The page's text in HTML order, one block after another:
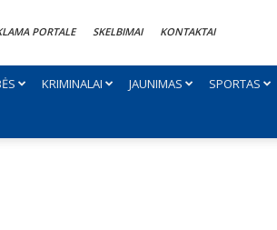
PORTALE SKELBIMAI KONTAKTAI
KRIMINALAI JAUNIMAS SPORTAS